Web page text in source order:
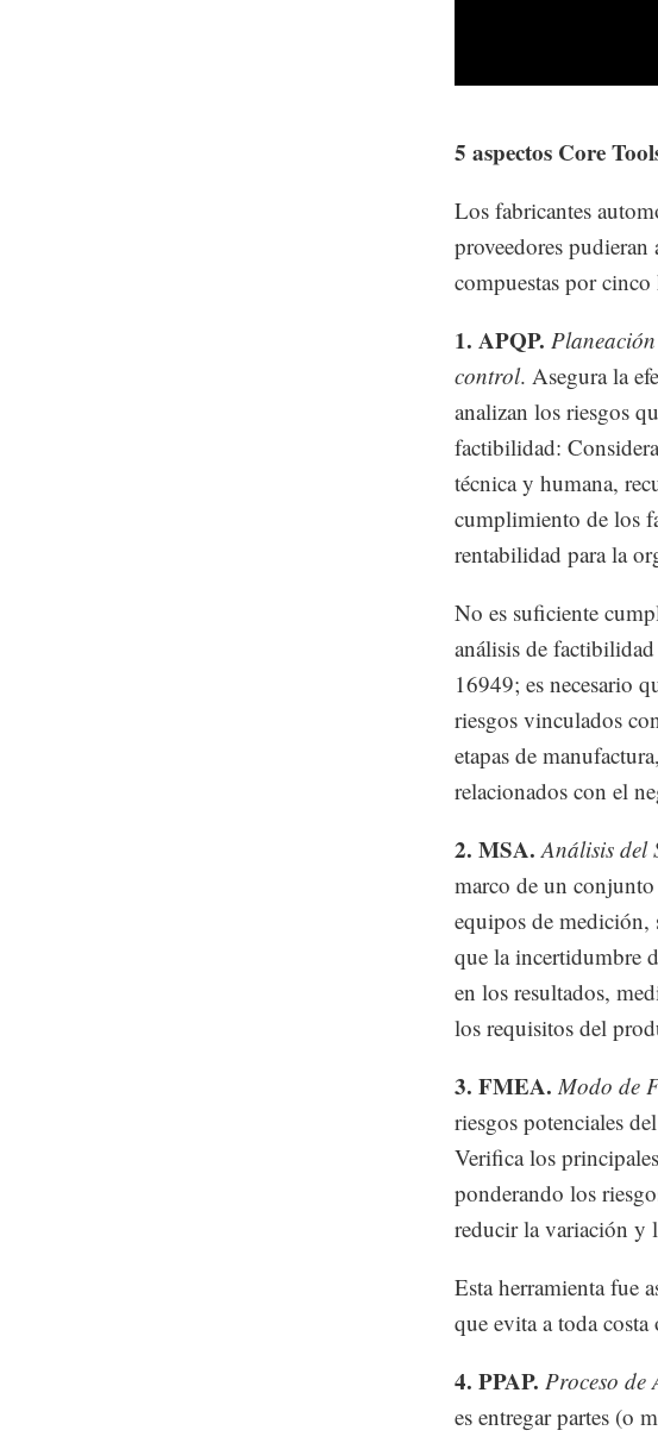
5 aspectos Core
Los fabricantes
proveedores pudieran
compuestas por
1. APQP.
control. Asegura la
analizan los riesgos
factibilidad:
técnica y humana,
cumplimiento de los
rentabilidad para la
No es suficiente
análisis de
16949; es necesario
riesgos vinculados
etapas de
relacionados con el
2. MSA. Análisis del
marco de un
equipos de medición,
que la incertidumbre
en los resultados,
los requisitos del
3. FMEA. Modo de
riesgos potenciales
Verifica los
ponderando los
reducir la variación y
Esta herramienta fue
que evita a toda
4. PPAP. Proceso de
es entregar partes (o